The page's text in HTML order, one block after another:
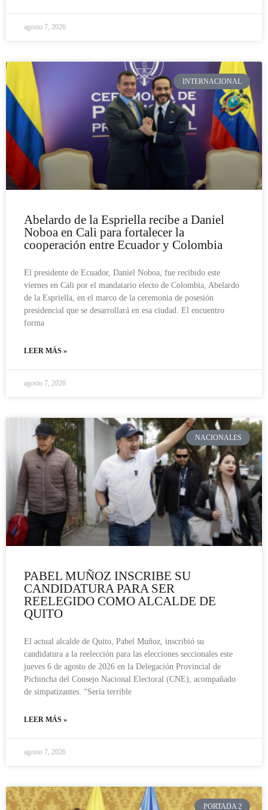
agosto 7, 2026
INTERNACIONAL
Abelardo de la Espriella recibe a Daniel
Noboa en Cali para fortalecer la
cooperación entre Ecuador y Colombia
El presidente de Ecuador, Daniel Noboa, fue recibido este
viernes en Cali por el mandatario electo de Colombia, Abelardo
de la Espriella, en el marco de la ceremonia de posesión
presidencial que se desarrollará en esa ciudad. El encuentro
forma
LEER MÁS »
agosto 7, 2026
NACIONALES
PABEL MUÑOZ INSCRIBE SU
CANDIDATURA PARA SER
REELEGIDO COMO ALCALDE DE
QUITO
El actual alcalde de Quito, Pabel Muñoz, inscribió su
candidatura a la reelección para las elecciones seccionales este
jueves 6 de agosto de 2026 en la Delegación Provincial de
Pichincha del Consejo Nacional Electoral (CNE), acompañado
de simpatizantes. “Sería terrible
LEER MÁS »
agosto 7, 2026
PORTADA 2